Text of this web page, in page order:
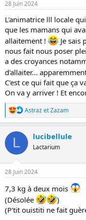
s
28 Juin 2024
L'animatrice lll locale
que les mamans qui
allaitement !
Je sais
nous fait nous poser
a des croyances
d'allaiter...
C'est ce qui fait que ça
On va y arriver ! Et
R
é
a
c
n
s
AstrazetZazam
L lucibellule
Lactarium
28 Juin 2024
7,3 kg à deux mois
(Désolée
)
(P'tit ouistiti ne fait